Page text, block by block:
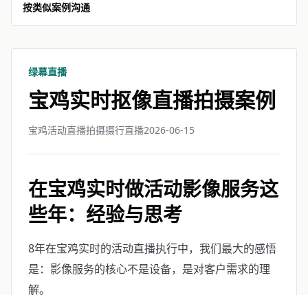
按类似案例沟通
绿幕直播
宝鸡实时抠像直播拍摄案例
宝鸡活动直播拍摄摄行直播2026-06-15
在宝鸡实时做活动影像服务这
些年：经验与思考
8年在宝鸡实时的活动直播执行中，我们最大的感悟
是：影像服务的核心不是设备，是对客户需求的理
解。